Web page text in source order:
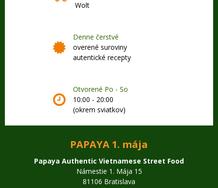
Wolt
Denne čerstvé
overené suroviny
autentické recepty
Otvorené Po - So
10:00 - 20:00
(okrem sviatkov)
PAPAYA 1. mája
Papaya Authentic Vietnamese Street Food
Námestie 1. Mája 15
81106 Bratislava